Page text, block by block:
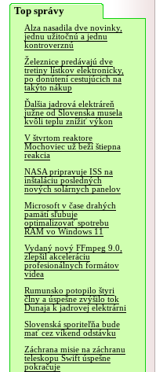
Top správy
Alza nasadila dve novinky,
jednu užitočnú a jednu
kontroverznú
Železnice predávajú dve
tretiny lístkov elektronicky,
po donútení cestujúcich na
takýto nákup
Ďalšia jadrová elektráreň
južne od Slovenska musela
kvôli teplu znížiť výkon
V štvrtom reaktore
Mochoviec už beží štiepna
reakcia
NASA pripravuje ISS na
inštaláciu posledných
nových solárnych panelov
Microsoft v čase drahých
pamätí sľubuje
optimalizovať spotrebu
RAM vo Windows 11
Vydaný nový FFmpeg 9.0,
zlepšil akceleráciu
profesionálnych formátov
videa
Rumunsko potopilo štyri
člny a úspešne zvýšilo tok
Dunaja k jadrovej elektrárni
Slovenská sporiteľňa bude
mať cez víkend odstávku
Záchrana misie na záchranu
teleskopu Swift úspešne
pokračuje